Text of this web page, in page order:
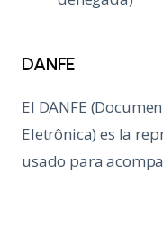
DANFE
El DANFE
Eletrônica) es la
usado para